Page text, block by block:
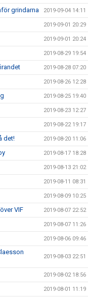
grindarna 2019-09-04 14:11
2019-09-01 20:29
2019-09-01 20:24
2019-08-29 19:54
2019-08-28 07:20
2019-08-26 12:28
2019-08-25 19:40
2019-08-23 12:27
2019-08-22 19:17
det! 2019-08-20 11:06
2019-08-17 18:28
2019-08-13 21:02
2019-08-11 08:31
2019-08-09 10:25
VIF 2019-08-07 22:52
2019-08-07 11:26
2019-08-06 09:46
2019-08-03 22:51
2019-08-02 18:56
2019-08-01 11:19